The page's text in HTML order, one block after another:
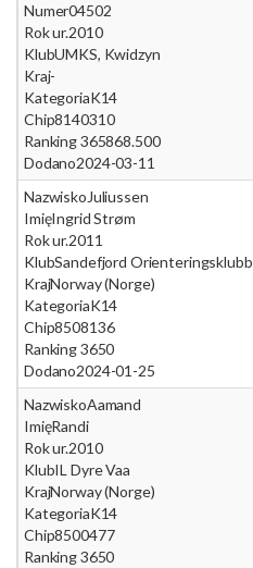
Numer04502
Rok ur.2010
KlubUMKS, Kwidzyn
Kraj-
KategoriaK14
Chip8140310
Ranking 365868.500
Dodano2024-03-11
Nazwisko Juliussen
ImięIngrid Strøm
Rok ur.2011
KlubSandefjord Orienteringsklubb
KrajNorway (Norge)
KategoriaK14
Chip8508136
Ranking 3650
Dodano2024-01-25
NazwiskoAamand
ImięRandi
Rok ur.2010
KlubIL Dyre Vaa
KrajNorway (Norge)
KategoriaK14
Chip8500477
Ranking 3650